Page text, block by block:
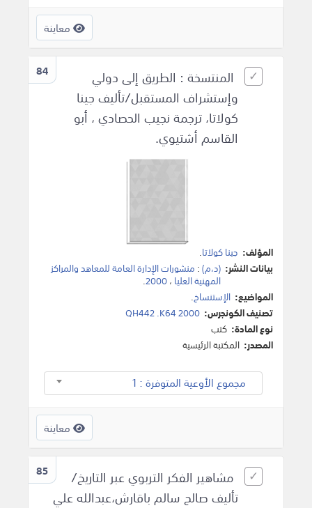
معاينة
84
المنتسخة : الطريق إلى دولي
وإستشراف المستقبل/تأليف جينا
كولاتا، ترجمة نجيب الحصادي ، أبو
القاسم أشتيوي.
المؤلف: جينا كولاتا.
بيانات النشر: (د،م): منشورات الإدارة العامة للمعاهد والمراكز
المهنية العليا ،2000
.
المواضيع: الإستنساخ.
تصنيف الكونجرس: QH442 .K64 2000
نوع المادة: كتب
المصدر: المكتبة الرئيسية
مجموع الأوعية المتوفرة : 1
معاينة
85
مشاهير الفكر التربوي عبر التاريخ/
تأليف صالح سالم باقارش،عبدالله علي